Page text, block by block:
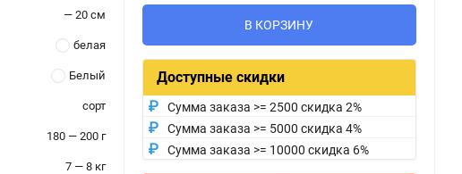
— 20 см
белaя
Белый
сорт
180 — 200 г
7 — 8 кг
В КОРЗИНУ
Доступные скидки
Сумма заказа >= 2500 скидка 2%
Сумма заказа >= 5000 скидка 4%
Сумма заказа >= 10000 скидка 6%